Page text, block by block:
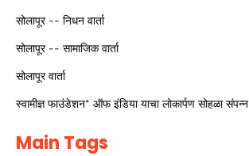
सोलापूर -- निधन वार्ता
सोलापूर -- सामाजिक वार्ता
सोलापूर वार्ता
स्वामीज्ञ फाउंडेशन* ऑफ इंडिया याचा लोकार्पण सोहळा संपन्न
Main Tags